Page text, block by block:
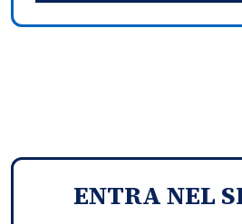
ENTRA NEL